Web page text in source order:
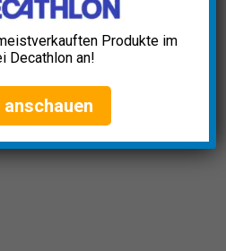
Produkte im
Decathlon an!